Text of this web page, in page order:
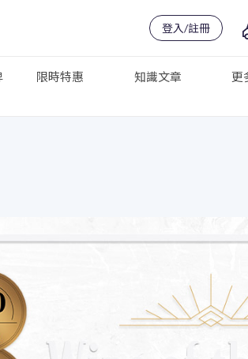
登入/註冊
限時特惠 知識文章 更